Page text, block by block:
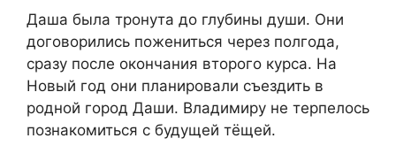
Даша была тронута до глубины души. Они
договорились пожениться через полгода,
сразу после окончания второго курса. На
Новый год они планировали съездить в
родной город Даши. Владимиру не терпелось
познакомиться с будущей тёщей.